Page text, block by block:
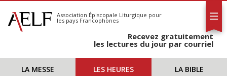
S'abonner
Calendrier
Association Épiscopale Liturgique pour
les pays Francophones
Recevez gratuitement
les lectures du jour par courriel
LA MESSE LES HEURES LA BIBLE